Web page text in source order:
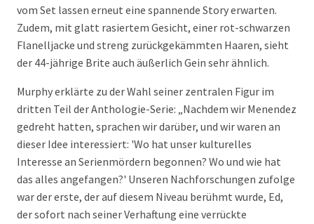
vom Set lassen erneut eine spannende Story erwarten.
Zudem, mit glatt rasiertem Gesicht, einer rot-schwarzen
Flanelljacke und streng zurückgekämmten Haaren, sieht
der 44-jährige Brite auch äußerlich Gein sehr ähnlich.
Murphy erklärte zu der Wahl seiner zentralen Figur im
dritten Teil der Anthologie-Serie: „Nachdem wir Menendez
gedreht hatten, sprachen wir darüber, und wir waren an
dieser Idee interessiert: 'Wo hat unser kulturelles
Interesse an Serienmördern begonnen? Wo und wie hat
das alles angefangen?' Unseren Nachforschungen zufolge
war der erste, der auf diesem Niveau berühmt wurde, Ed,
der sofort nach seiner Verhaftung eine verrückte